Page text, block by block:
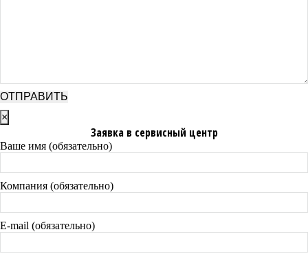
×
Заявка в сервисный центр
Ваше имя (обязательно)
Компания (обязательно)
E-mail (обязательно)